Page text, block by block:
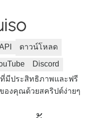
ดาวน์โหลด
Discord
ที่มีประสิทธิภาพและฟรี
องคุณด้วยสคริปต์ง่ายๆ